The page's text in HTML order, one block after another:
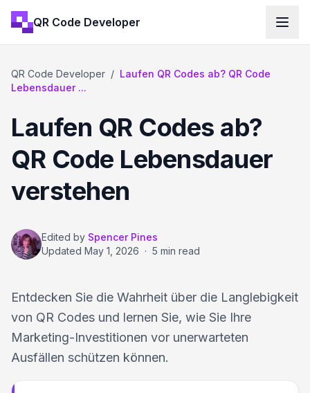
QR Code Developer
QR Code Developer / Laufen QR Codes ab? QR Code
Lebensdauer ...
Laufen QR Codes ab?
QR Code Lebensdauer
verstehen
Edited by Spencer Pines
Updated May 1, 2026 · 5 min read
Entdecken Sie die Wahrheit über die Langlebigkeit
von QR Codes und lernen Sie, wie Sie Ihre
Marketing-Investitionen vor unerwarteten
Ausfällen schützen können.